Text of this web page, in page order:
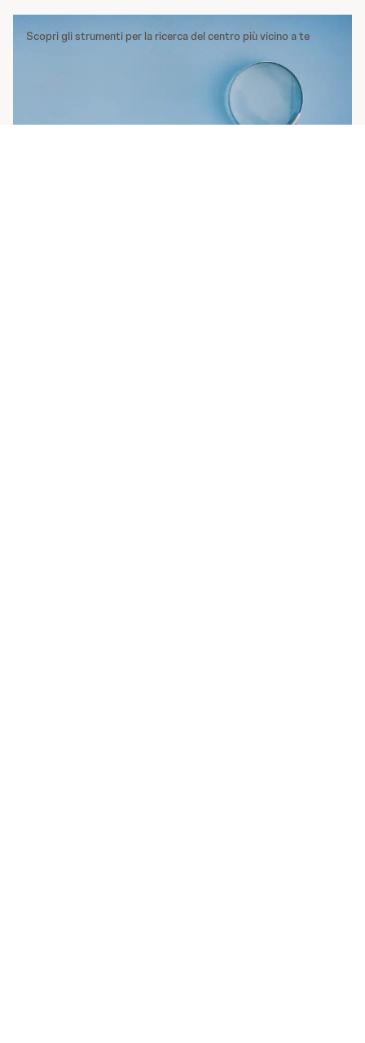
Scopri gli strumenti per la ricerca del centro più vicino a te